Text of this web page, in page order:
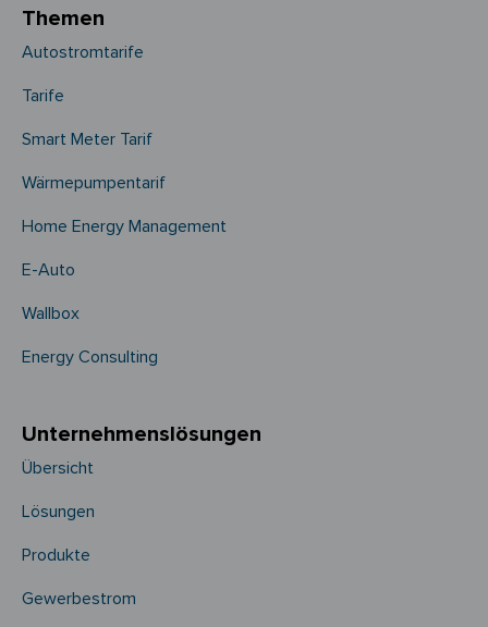
Themen
Autostromtarife
Tarife
Smart Meter Tarif
Wärmepumpentarif
Home Energy Management
E-Auto
Wallbox
Energy Consulting
Unternehmens­­lösungen
Übersicht
Lösungen
Produkte
Gewerbestrom